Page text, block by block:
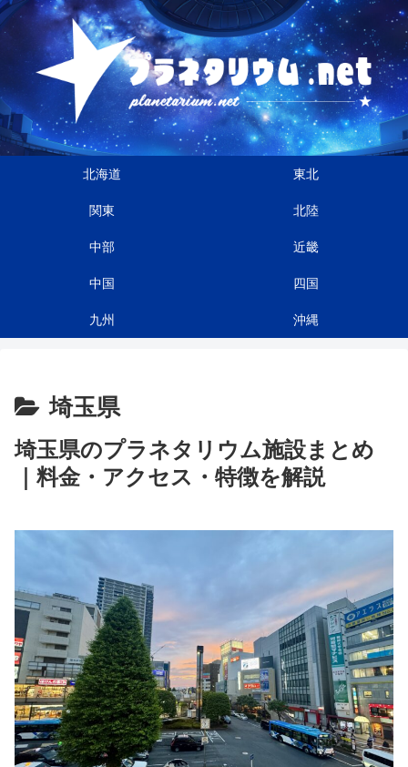
北海道 東北
関東 北陸
中部 近畿
中国 四国
九州 沖縄
埼玉県
埼玉県のプラネタリウム施設まとめ
｜料金・アクセス・特徴を解説